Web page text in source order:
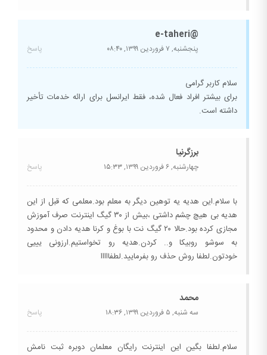
@e-taheri
پنجشنبه, ۷ فروردین ۱۳۹۹, ۰۸:۴۰ پاسخ
سلام کاربر گرامی
برای بیشتر افراد فعال شده، فقط ایرانسل برای ارائه خدمات تأخیر
داشته است.
برزگرنیا
چهارشنبه, ۶ فروردین ۱۳۹۹, ۱۵:۳۳ پاسخ
با سلام.این هدیه یه توهین دیگر به معلم بود.معلمی که قبل از این
هدیه بی هیچ چشم داشتی ،بیش از ۳۰ گیگ اینترنت صرف آموزش
مجازی کرده بود.حالا ۲۰ گیگ نت با بوغ و کرنا هدیه دادن و محدود
به سوشو روبیکا و.. کردن.هدیه رو تخواستیم.ارزونی یییی
خودتون.لطفا روش حذف رو بفرمایید.لطفااااا
محمد
سه شنبه, ۵ فروردین ۱۳۹۹, ۱۸:۳۶ پاسخ
سلام.لطفا بگین این اینترنت رایگان معلمان دوبره ثبت نامش